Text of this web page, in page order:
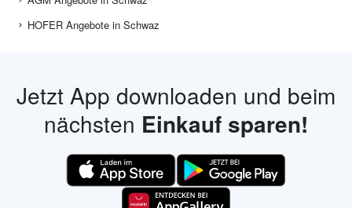
HOFER Angebote in Schwaz
Jetzt App downloaden und beim
nächsten Einkauf sparen!